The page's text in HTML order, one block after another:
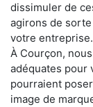
dissimuler de
agirons de
votre entreprise.
À Courçon,
adéquates pour
pourraient
image de